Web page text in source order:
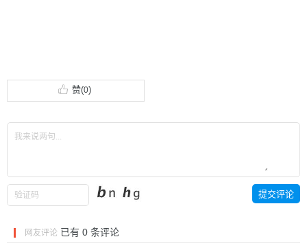
赞(0)
网友评论 已有 0 条评论